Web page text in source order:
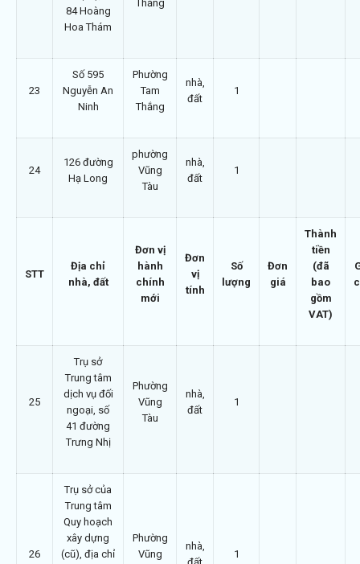
84 Hoàng
Hoa Thám
Thắng
23
Số 595
Nguyễn An
Ninh
Phường
Tam
Thắng
nhà,
đất
1
24
126 đường
Hạ Long
phường
Vũng
Tàu
nhà,
đất
1
STT
Địa chỉ
nhà, đất
Đơn vị
hành
chính
mới
Đơn
vị
tính
Số
lượng
Đơn
giá
Thành
tiền
(đã
bao
gồm
VAT)
25
Trụ sở
Trung tâm
dịch vụ đối
ngoại, số
41 đường
Trưng Nhị
Phường
Vũng
Tàu
nhà,
đất
1
26
Trụ sở của
Trung tâm
Quy hoạch
xây dựng
(cũ), địa chỉ
Phường
Vũng
nhà,
1